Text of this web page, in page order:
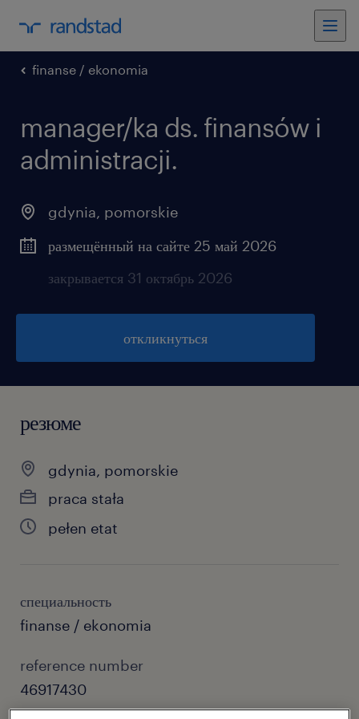
finanse / ekonomia
manager/ka ds. finansów i
administracji.
gdynia, pomorskie
размещённый на сайте 25 май 2026
закрывается 31 октябрь 2026
откликнуться
резюме
gdynia, pomorskie
praca stała
pełen etat
специальность
finanse / ekonomia
reference number
46917430